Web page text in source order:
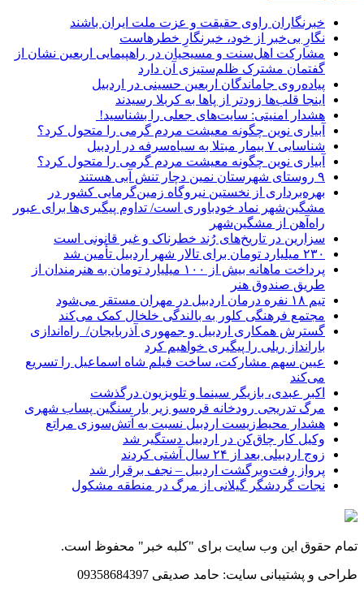
خبرنگاران راوی حقیقت و عزت ملت ایران باشند
نگارِ بی‌خبر از خود، خبرنگارِ خطرهاست
مشارکت اهل‌سنت و مسیحیان در راهپیمایی اربعین نشان از
گفتمان مشترک ظلم‌ستیزی آن دارد
پیاده‌روی جاماندگان اربعین حسینی در اردبیل
اینجا قلب‌ها زودتر از پاها به کربلا رسیدند
هشدار امنیتی: سایت‌های جعلی را بشناسید!
آبیاری نوین چگونه معیشت مردم گرمی را متحول کرد؟
شناسایی ۷ بیمار مبتلا به سیاه‌سرفه در اردبیل
آبیاری نوین چگونه معیشت مردم گرمی را متحول کرد؟
۹ روستای شهرستان نمین دچار تنش آبی هستند
بهره‌برداری از نخستین نیروگاه زمین‌گرمایی کشور در
مشگین‌شهر نماد خودباوری است/ تداوم پیگیری‌ها برای عبور
راه‌آهن از مشگین‌شهر
سزارین در تاریخ‌های رُند خطرناک و غیر قانونی است
۲۳۰ میلیارد تومان برای تالار شهر اردبیل تأمین شد
پرداخت ماهانه بیش از ۱۰۰ میلیارد تومان به هنرمندان از
طریق صندوق هنر
تیم ۱۸ نفره درمان اردبیل در مهران مستقر می‌شود
مجتمع فرهنگی کلور به بالندگی خلخال کمک می‌کند
گسترش همکاری اردبیل و جمهوری آذربایجان/ راه‌اندازی
بارانداز ریلی را پیگیری خواهیم کرد
عیین سهم مشارکت، ساخت فیلم شاه‌ اسماعیل را تسریع
می‌کند
اکبر عبدی، بازیگر سینما و تلویزیون درگذشت
مرگ تدریجی رودخانه قره‌سو زیر بار سنگین پساب شهری
هشدار محیط‌زیست اردبیل نسبت به آتش‌سوزی مراتع
وکیل کار چاق‌کن در اردبیل دستگیر شد
زوج اردبیلی بعد از ۲۴ سال آشتی کردند
پرواز رفت‌وبرگشت اردبیل – نجف برقرار شد
نجات گردشگر گیلانی از مرگ در منطقه مشکول
تمام حقوق این وب سایت برای "کلبه خبر" محفوظ است.
طراحی و پشتیبانی سایت: حامد صدیقی 09358684397